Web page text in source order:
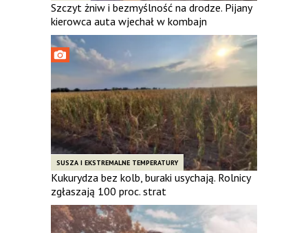
Szczyt żniw i bezmyślność na drodze. Pijany
kierowca auta wjechał w kombajn
SUSZA I EKSTREMALNE TEMPERATURY
Kukurydza bez kolb, buraki usychają. Rolnicy
zgłaszają 100 proc. strat